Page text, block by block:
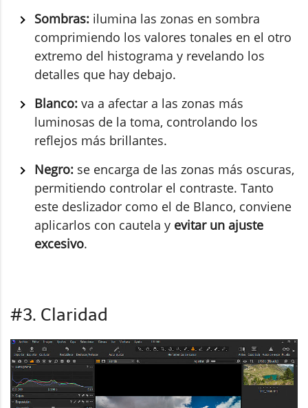
Sombras: ilumina las zonas en sombra
comprimiendo los valores tonales en el otro
extremo del histograma y revelando los
detalles que hay debajo.
Blanco: va a afectar a las zonas más
luminosas de la toma, controlando los
reflejos más brillantes.
Negro: se encarga de las zonas más oscuras,
permitiendo controlar el contraste. Tanto
este deslizador como el de Blanco, conviene
aplicarlos con cautela y evitar un ajuste
excesivo.
#3. Claridad